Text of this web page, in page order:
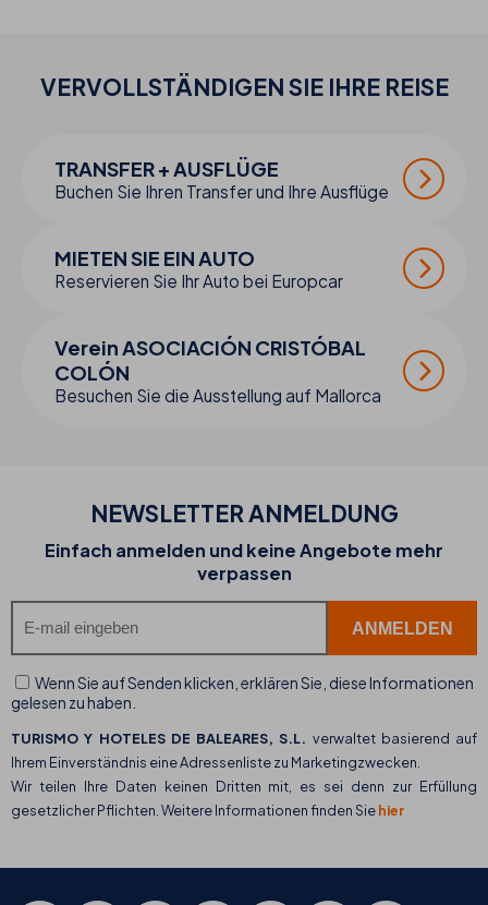
VERVOLLSTÄNDIGEN SIE IHRE REISE
TRANSFER + AUSFLÜGE
Buchen Sie Ihren Transfer und Ihre Ausflüge
MIETEN SIE EIN AUTO
Reservieren Sie Ihr Auto bei Europcar
Verein ASOCIACIÓN CRISTÓBAL
COLÓN
Besuchen Sie die Ausstellung auf Mallorca
NEWSLETTER ANMELDUNG
Einfach anmelden und keine Angebote mehr
verpassen
Wenn Sie auf Senden klicken, erklären Sie, diese Informationen
gelesen zu haben.
TURISMO Y HOTELES DE BALEARES, S.L. verwaltet basierend auf
Ihrem Einverständnis eine Adressenliste zu Marketingzwecken.
Wir teilen Ihre Daten keinen Dritten mit, es sei denn zur Erfüllung
gesetzlicher Pflichten. Weitere Informationen finden Siehier